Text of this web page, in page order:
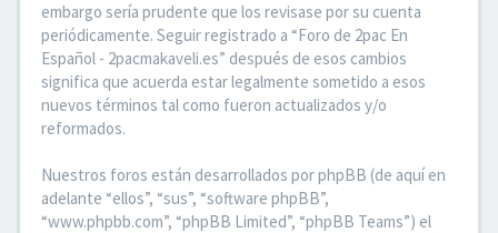
embargo sería prudente que los revisase por su cuenta
periódicamente. Seguir registrado a “Foro de 2pac En
Español - 2pacmakaveli.es” después de esos cambios
significa que acuerda estar legalmente sometido a esos
nuevos términos tal como fueron actualizados y/o
reformados.
Nuestros foros están desarrollados por phpBB (de aquí en
adelante “ellos”, “sus”, “software phpBB”,
“www.phpbb.com”, “phpBB Limited”, “phpBB Teams”) el